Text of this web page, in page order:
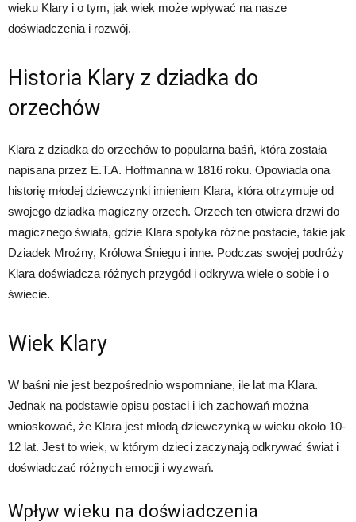
wieku Klary i o tym, jak wiek może wpływać na nasze
doświadczenia i rozwój.
Historia Klary z dziadka do
orzechów
Klara z dziadka do orzechów to popularna baśń, która została
napisana przez E.T.A. Hoffmanna w 1816 roku. Opowiada ona
historię młodej dziewczynki imieniem Klara, która otrzymuje od
swojego dziadka magiczny orzech. Orzech ten otwiera drzwi do
magicznego świata, gdzie Klara spotyka różne postacie, takie jak
Dziadek Mroźny, Królowa Śniegu i inne. Podczas swojej podróży
Klara doświadcza różnych przygód i odkrywa wiele o sobie i o
świecie.
Wiek Klary
W baśni nie jest bezpośrednio wspomniane, ile lat ma Klara.
Jednak na podstawie opisu postaci i ich zachowań można
wnioskować, że Klara jest młodą dziewczynką w wieku około 10-
12 lat. Jest to wiek, w którym dzieci zaczynają odkrywać świat i
doświadczać różnych emocji i wyzwań.
Wpływ wieku na doświadczenia